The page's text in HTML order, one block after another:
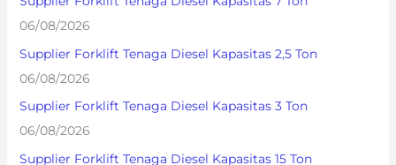
r
:06/08/2026
Supplier Forklift Tenaga Diesel Kapasitas 2,5 Ton
06/08/2026
Supplier Forklift Tenaga Diesel Kapasitas 3 Ton
06/08/2026
Supplier Forklift Tenaga Diesel Kapasitas 15 Ton